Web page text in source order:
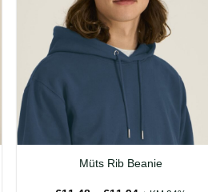
Müts Rib Beanie